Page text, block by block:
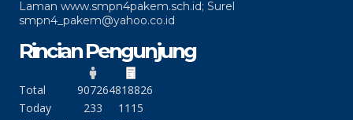
Laman www.smpn4pakem.sch.id; Surel
smpn4_pakem@yahoo.co.id
Rincian Pengunjung
Total 907264818826
Today
233
1115